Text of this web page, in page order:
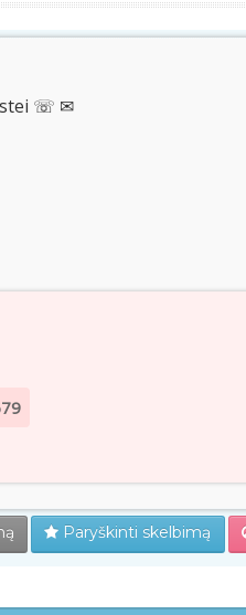
☏ ✉
Paryškinti skelbimą